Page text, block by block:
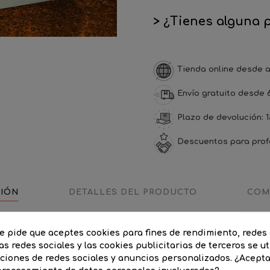
> ¿Tienes alguna
Tienda online desde
Envío gratuito desde
Plazo de devolución:
Descuentos para
DETALLES DEL PRODUCTO
y Francisco Martínez Manso, sus trabajos han sido
Fabricado como farola o como aplique de pared
pide que aceptes cookies para fines de rendimiento, redes
redes sociales y las cookies publicitarias de terceros se
de redes sociales y anuncios personalizados.